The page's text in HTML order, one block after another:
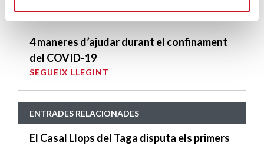
SEGUEIX LLEGINT
4 maneres d’ajudar durant el confinament
del COVID-19
SEGUEIX LLEGINT
ENTRADES RELACIONADES
El Casal Llops del Taga disputa els primers